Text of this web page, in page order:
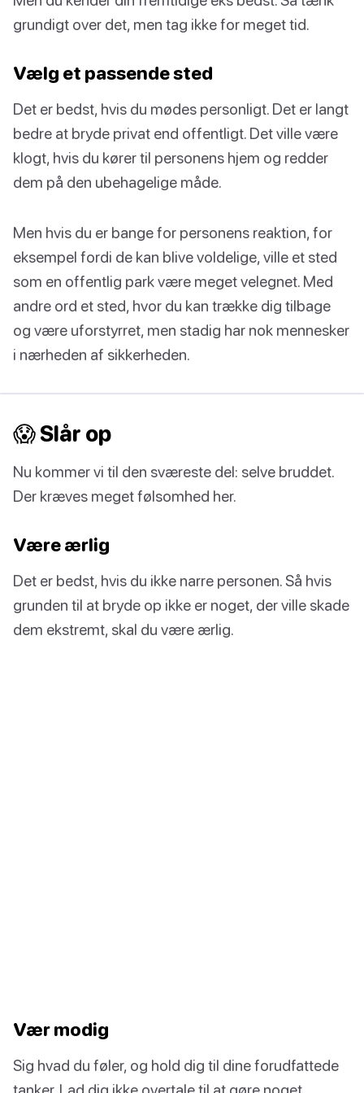
grundigt over det, men tag ikke for meget tid.
Vælg et passende sted
Det er bedst, hvis du mødes personligt. Det er langt
bedre at bryde privat end offentligt. Det ville være
klogt, hvis du kører til personens hjem og redder
dem på den ubehagelige måde.
Men hvis du er bange for personens reaktion, for
eksempel fordi de kan blive voldelige, ville et sted
som en offentlig park være meget velegnet. Med
andre ord et sted, hvor du kan trække dig tilbage
og være uforstyrret, men stadig har nok mennesker
i nærheden af sikkerheden.
😱 Slår op
Nu kommer vi til den sværeste del: selve bruddet.
Der kræves meget følsomhed her.
Være ærlig
Det er bedst, hvis du ikke narre personen. Så hvis
grunden til at bryde op ikke er noget, der ville skade
dem ekstremt, skal du være ærlig.
Vær modig
Sig hvad du føler, og hold dig til dine forudfattede